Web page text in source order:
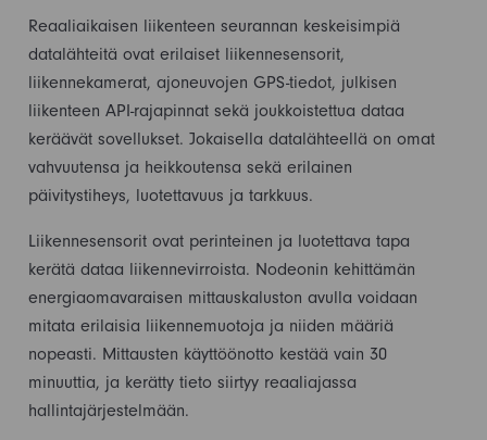
Reaaliaikaisen liikenteen seurannan keskeisimpiä
datalähteitä ovat erilaiset liikennesensorit,
liikennekamerat, ajoneuvojen GPS-tiedot, julkisen
liikenteen API-rajapinnat sekä joukkoistettua dataa
keräävät sovellukset. Jokaisella datalähteellä on omat
vahvuutensa ja heikkoutensa sekä erilainen
päivitystiheys, luotettavuus ja tarkkuus.
Liikennesensorit ovat perinteinen ja luotettava tapa
kerätä dataa liikennevirroista. Nodeonin kehittämän
energiaomavaraisen mittauskaluston avulla voidaan
mitata erilaisia liikennemuotoja ja niiden määriä
nopeasti. Mittausten käyttöönotto kestää vain 30
minuuttia, ja kerätty tieto siirtyy reaaliajassa
hallintajärjestelmään.